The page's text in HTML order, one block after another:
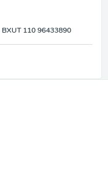
110 96433890